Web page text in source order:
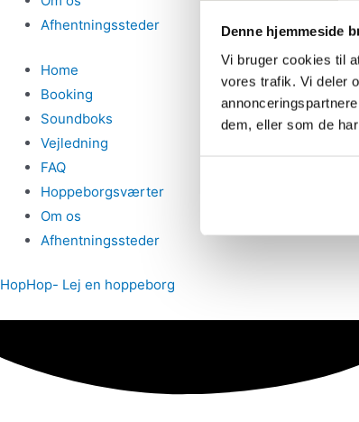
Denne hjemmeside
Vi bruger cookies til
vores trafik. Vi deler
dem, eller som de
Afhentningssteder
Home
Booking
Soundboks
Vejledning
FAQ
Hoppeborgsværter
Om os
Afhentningssteder
HopHop- Lej en hoppeborg